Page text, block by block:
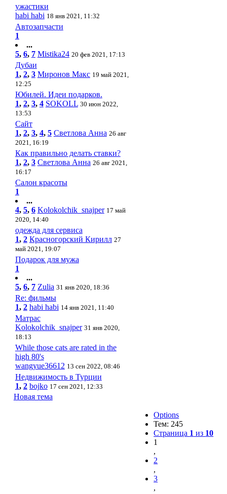
ужастики
habi habi 18 янв 2021, 11:32
Автозапчасти
1
...
5, 6, 7 Mistika24 20 фев 2021, 17:13
Дубаи
1, 2, 3 Миронов Макс 19 май 2021,
12:25
Юбилей. Идеи подарков.
1, 2, 3, 4 SOKOLL 30 июн 2022,
13:53
Сайт
1, 2, 3, 4, 5 Светлова Анна 26 авг
2021, 16:19
Как правильно делать ставки?
1, 2, 3 Светлова Анна 26 авг 2021,
16:17
Салон красоты
1
...
4, 5, 6 Kolokolchik_snajper 17 май
2020, 14:40
одежда для сервиса
1, 2 Красногорский Кирилл 27
май 2021, 19:07
Подарок для мужа
1
...
5, 6, 7 Zulia 31 янв 2020, 18:36
Re: фильмы
1, 2 habi habi 14 янв 2021, 11:40
Матрас
Kolokolchik_snajper 31 янв 2020,
18:13
While those cats are rated in the
high 80's
wangyue36612 13 сен 2022, 08:46
Недвижимость в Турции
1, 2 bojko 17 сен 2021, 12:33
Новая тема
Options
Тем: 245
Страница 1 из 10
1
,
2
,
3
,